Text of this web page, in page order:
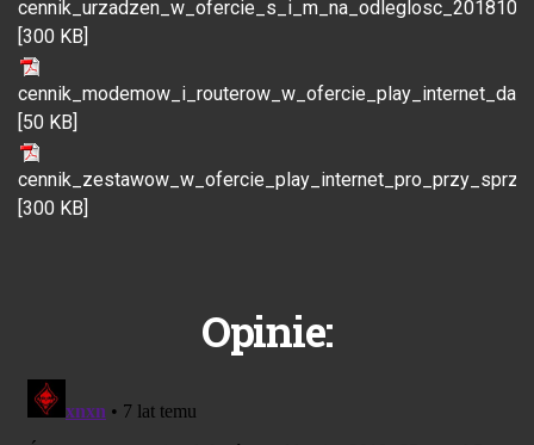
[300 KB]
[50 KB]
[300 KB]
Opinie: